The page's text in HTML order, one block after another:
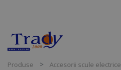
Produse Accesorii scule electrice